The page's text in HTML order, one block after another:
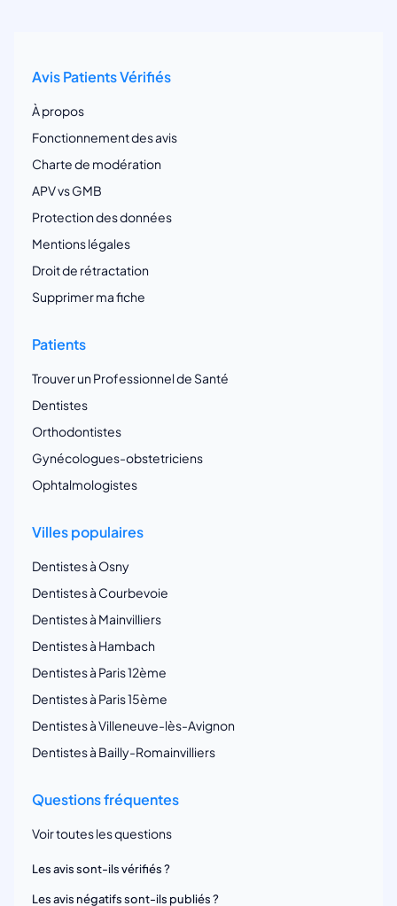
Avis Patients Vérifiés
À propos
Fonctionnement des avis
Charte de modération
APV vs GMB
Protection des données
Mentions légales
Droit de rétractation
Supprimer ma fiche
Patients
Trouver un Professionnel de Santé
Dentistes
Orthodontistes
Gynécologues-obstetriciens
Ophtalmologistes
Villes populaires
Dentistes à Osny
Dentistes à Courbevoie
Dentistes à Mainvilliers
Dentistes à Hambach
Dentistes à Paris 12ème
Dentistes à Paris 15ème
Dentistes à Villeneuve-lès-Avignon
Dentistes à Bailly-Romainvilliers
Questions fréquentes
Voir toutes les questions
Les avis sont-ils vérifiés ?
Les avis négatifs sont-ils publiés ?